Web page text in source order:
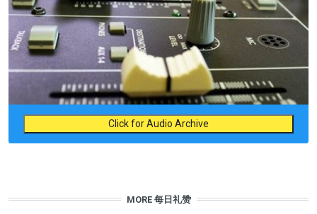
Click for Audio Archive
MORE 每日礼赞